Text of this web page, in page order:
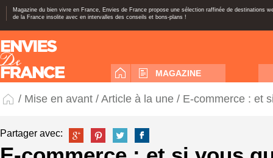
Magazine du bien vivre en France, Envies de France propose une sélection raffinée de destinations
de la France insolite avec en intervalles des conseils et bons-plans !
MAGAZINE
/ Mise en avant / Article à la une / E-commerce : et
Partager avec: